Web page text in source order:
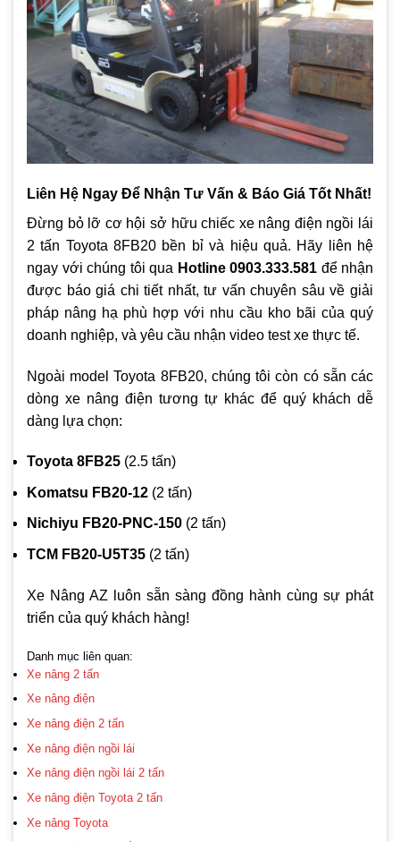
Liên Hệ Ngay Để Nhận Tư Vấn & Báo Giá Tốt Nhất!
Đừng bỏ lỡ cơ hội sở hữu chiếc xe nâng điện ngồi lái
2 tấn Toyota 8FB20 bền bỉ và hiệu quả. Hãy liên hệ
ngay với chúng tôi qua Hotline 0903.333.581 để nhận
được báo giá chi tiết nhất, tư vấn chuyên sâu về giải
pháp nâng hạ phù hợp với nhu cầu kho bãi của quý
doanh nghiệp, và yêu cầu nhận video test xe thực tế.
Ngoài model Toyota 8FB20, chúng tôi còn có sẵn các
dòng xe nâng điện tương tự khác để quý khách dễ
dàng lựa chọn:
Toyota 8FB25 (2.5 tấn)
Komatsu FB20-12 (2 tấn)
Nichiyu FB20-PNC-150 (2 tấn)
TCM FB20-U5T35 (2 tấn)
Xe Nâng AZ luôn sẵn sàng đồng hành cùng sự phát
triển của quý khách hàng!
Danh mục liên quan:
Xe nâng 2 tấn
Xe nâng điện
Xe nâng điện 2 tấn
Xe nâng điện ngồi lái
Xe nâng điện ngồi lái 2 tấn
Xe nâng điện Toyota 2 tấn
Xe nâng Toyota